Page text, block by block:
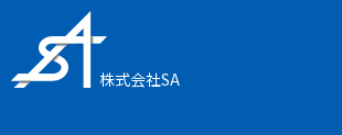
株式会社SA